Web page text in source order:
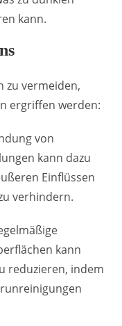
kann.
zu vermeiden,
ergriffen werden:
von
kann dazu
Einflüssen
verhindern.
kann
reduzieren, indem